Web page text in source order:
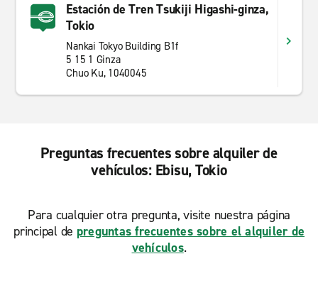
Estación de Tren Tsukiji Higashi-ginza,
Tokio
Nankai Tokyo Building B1f
5 15 1 Ginza
Chuo Ku, 1040045
Preguntas frecuentes sobre alquiler de
vehículos: Ebisu, Tokio
Para cualquier otra pregunta, visite nuestra página
principal de preguntas frecuentes sobre el alquiler de
vehículos.